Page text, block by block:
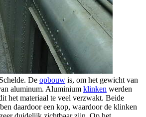
De opbouw is, om het gewicht van
aluminum. Aluminium klinken werden
het materiaal te veel verzwakt. Beide
daardoor een kop, waardoor de klinken